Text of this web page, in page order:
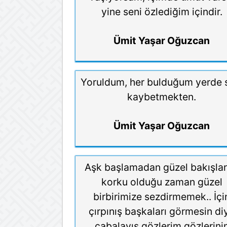
yine seni özlediğim içindir.
Ümit Yaşar Oğuzcan
Yoruldum, her bulduğum yerde
kaybetmekten.
Ümit Yaşar Oğuzcan
Aşk başlamadan güzel
korku olduğu zaman güzel
birbirimize sezdirmemek..
çırpınış başkaları görmesin